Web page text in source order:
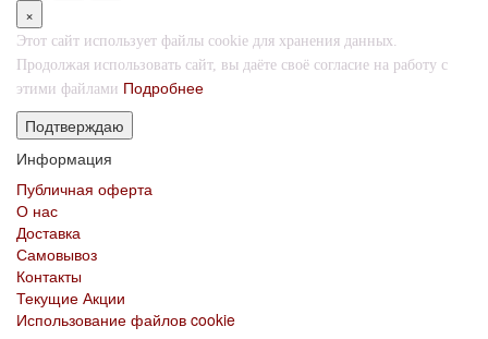
×
Этот сайт использует файлы cookie для хранения данных.
Продолжая использовать сайт, вы даёте своё согласие на работу с
этими файлами Подробнее
Подтверждаю
Информация
Публичная оферта
О нас
Доставка
Самовывоз
Контакты
Текущие Акции
Использование файлов cookie